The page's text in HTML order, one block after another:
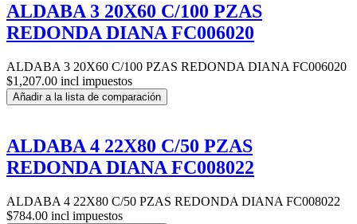
ALDABA 3 20X60 C/100 PZAS
REDONDA DIANA FC006020
ALDABA 3 20X60 C/100 PZAS REDONDA DIANA FC006020
$1,207.00 incl impuestos
Añadir a la lista de comparación
ALDABA 4 22X80 C/50 PZAS
REDONDA DIANA FC008022
ALDABA 4 22X80 C/50 PZAS REDONDA DIANA FC008022
$784.00 incl impuestos